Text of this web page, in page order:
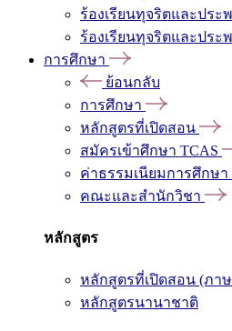
ร้องเรียนทุจริตและปร
ร้องเรียนทุจริตและปร
การศึกษา
ย้อนกลับ
การศึกษา
หลักสูตรที่เปิดสอน
สมัครเข้าศึกษา TCAS
ค่าธรรมเนียมการศึกษา
คณะและสำนักวิชา
หลักสูตร
หลักสูตรที่เปิดสอน (ภา
หลักสูตรนานาชาติ